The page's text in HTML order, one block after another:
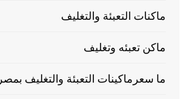
ماكنات التعبئة والتغليف
ماكن تعبئه وتغليف
ما سعرماكينات التعبئة والتغليف بمصر